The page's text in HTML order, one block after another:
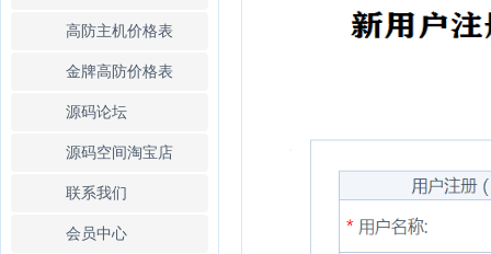
高防主机价格表
金牌高防价格表
源码论坛
源码空间淘宝店
联系我们
会员中心